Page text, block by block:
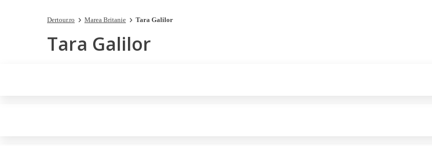
Dertour.ro Marea Britanie Tara Galilor
Tara Galilor